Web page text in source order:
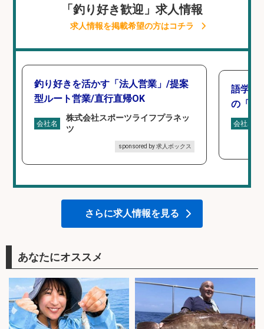
「釣り好き歓迎」求人情報
求人情報を掲載希望の方はコチラ
釣り好きを活かす「法人営業」/提案
型ルート営業/直行直帰OK
会社名
株式会社スポーツライフプラネッ
ツ
sponsored by 求人ボックス
語学力
の「海
会社名
さらに求人情報を見る
あなたにオススメ